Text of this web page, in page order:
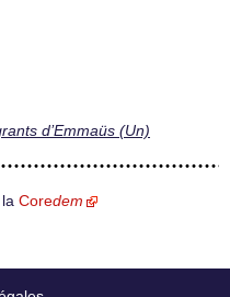
d’Emmaüs (Un)
Coredem